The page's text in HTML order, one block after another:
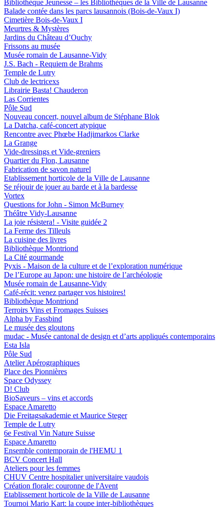
Bibliothèque Jeunesse – les Bibliothèques de la Ville de Lausanne
Balade contée dans les parcs lausannois (Bois-de-Vaux I)
Cimetière Bois-de-Vaux I
Meurtres & Mystères
Jardins du Château d’Ouchy
Frissons au musée
Musée romain de Lausanne-Vidy
J.S. Bach - Requiem de Brahms
Temple de Lutry
Club de lectricexs
Librairie Basta! Chauderon
Las Corrientes
Pôle Sud
Nouveau concert, nouvel album de Stéphane Blok
La Datcha, café-concert atypique
Rencontre avec Phœbe Hadjimarkos Clarke
La Grange
Vide-dressings et Vide-greniers
Quartier du Flon, Lausanne
Fabrication de savon naturel
Etablissement horticole de la Ville de Lausanne
Se réjouir de jouer au barde et à la bardesse
Vortex
Questions for John - Simon McBurney
Théâtre Vidy-Lausanne
La joie résistera! - Visite guidée 2
La Ferme des Tilleuls
La cuisine des livres
Bibliothèque Montriond
La Cité gourmande
Pyxis - Maison de la culture et de l’exploration numérique
De l’Europe au Japon: une histoire de l’archéologie
Musée romain de Lausanne-Vidy
Café-récit: venez partager vos histoires!
Bibliothèque Montriond
Terroirs Vins et Fromages Suisses
Alpha by Fassbind
Le musée des gloutons
mudac - Musée cantonal de design et d’arts appliqués contemporains
Esta Isla
Pôle Sud
Atelier Apérographiques
Place des Pionnières
Space Odyssey
D! Club
BioSaveurs – vins et accords
Espace Amaretto
Die Freitagsakademie et Maurice Steger
Temple de Lutry
6e Festival Vin Nature Suisse
Espace Amaretto
Ensemble contemporain de l'HEMU 1
BCV Concert Hall
Ateliers pour les femmes
CHUV Centre hospitalier universitaire vaudois
Création florale: couronne de l'Avent
Etablissement horticole de la Ville de Lausanne
Tournoi Mario Kart: la coupe inter-bibliothèques